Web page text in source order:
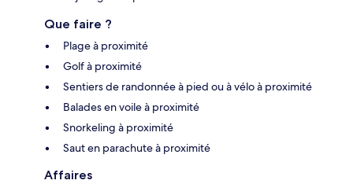
Que faire ?
Plage à proximité
Golf à proximité
Sentiers de randonnée à pied ou à vélo à proximité
Balades en voile à proximité
Snorkeling à proximité
Saut en parachute à proximité
Affaires